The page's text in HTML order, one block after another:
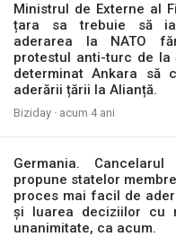
Ministrul de Externe al
țara sa trebuie să
aderarea la NATO
protestul anti-turc de la
determinat Ankara să
aderării țării la Alianță.
Biziday · acum 4 ani
Germania.
propune statelor
proces mai facil de
și luarea deciziilor cu
unanimitate, ca acum.